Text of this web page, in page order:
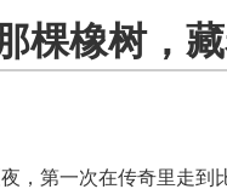
棵橡树，
第一次在传奇里走到